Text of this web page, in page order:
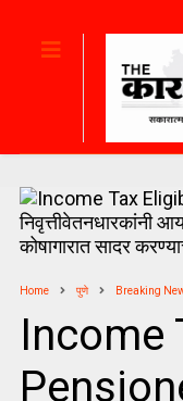
Home पुणे Breaking
Income